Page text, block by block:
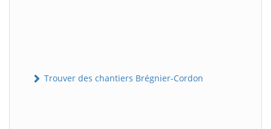
Trouver des chantiers Brégnier-Cordon